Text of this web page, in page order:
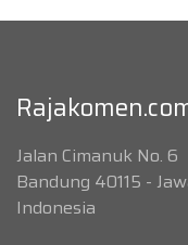
Jalan Cimanuk No. 6
Bandung 40115 -
Indonesia